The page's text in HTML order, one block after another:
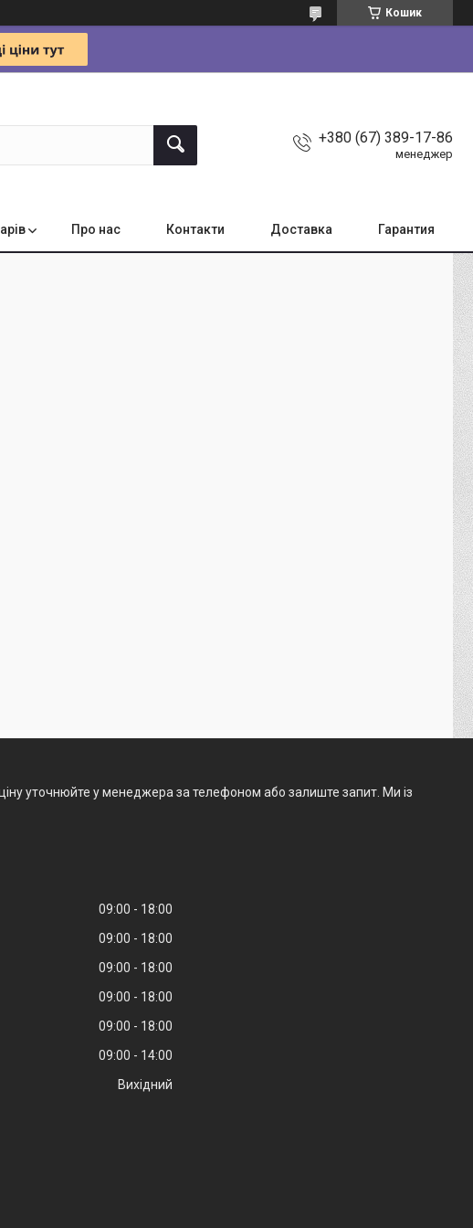
Кошик
+380 (67) 389-17-86
менеджер
Про нас Контакти Доставка Гарантия
уточнюйте у менеджера за телефоном або залиште запит. Ми із
09:00
18:00
09:00
18:00
09:00
18:00
09:00
18:00
09:00
18:00
09:00
14:00
Вихідний